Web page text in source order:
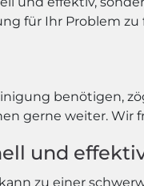
für Ihr Problem
benötigen,
gerne weiter. Wir
und
zu einer